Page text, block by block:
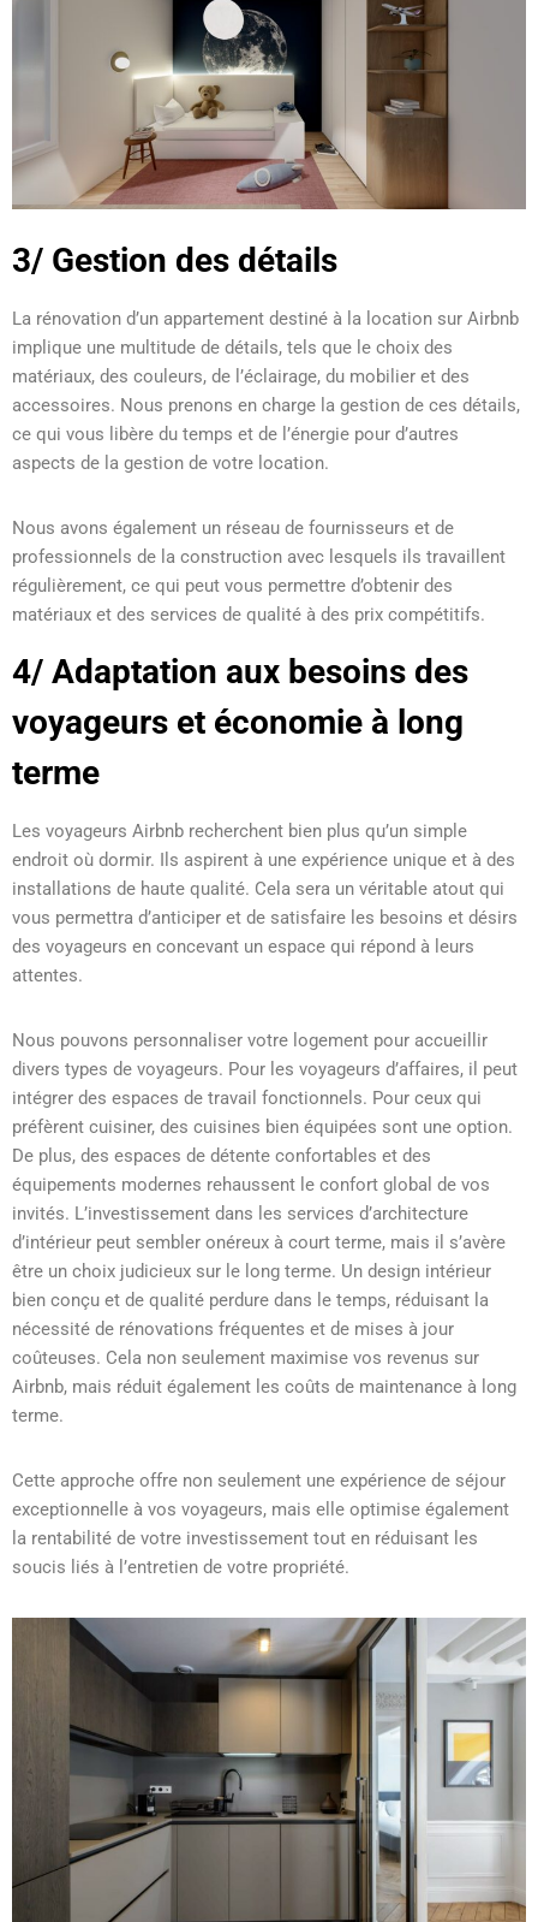
3/ Gestion des détails
La rénovation d’un appartement destiné à la location sur Airbnb
implique une multitude de détails, tels que le choix des
matériaux, des couleurs, de l’éclairage, du mobilier et des
accessoires. Nous prenons en charge la gestion de ces détails,
ce qui vous libère du temps et de l’énergie pour d’autres
aspects de la gestion de votre location.
Nous avons également un réseau de fournisseurs et de
professionnels de la construction avec lesquels ils travaillent
régulièrement, ce qui peut vous permettre d’obtenir des
matériaux et des services de qualité à des prix compétitifs.
4/ Adaptation aux besoins des
voyageurs et économie à long
terme
Les voyageurs Airbnb recherchent bien plus qu’un simple
endroit où dormir. Ils aspirent à une expérience unique et à des
installations de haute qualité. Cela sera un véritable atout qui
vous permettra d’anticiper et de satisfaire les besoins et désirs
des voyageurs en concevant un espace qui répond à leurs
attentes.
Nous pouvons personnaliser votre logement pour accueillir
divers types de voyageurs. Pour les voyageurs d’affaires, il peut
intégrer des espaces de travail fonctionnels. Pour ceux qui
préfèrent cuisiner, des cuisines bien équipées sont une option.
De plus, des espaces de détente confortables et des
équipements modernes rehaussent le confort global de vos
invités. L’investissement dans les services d’architecture
d’intérieur peut sembler onéreux à court terme, mais il s’avère
être un choix judicieux sur le long terme. Un design intérieur
bien conçu et de qualité perdure dans le temps, réduisant la
nécessité de rénovations fréquentes et de mises à jour
coûteuses. Cela non seulement maximise vos revenus sur
Airbnb, mais réduit également les coûts de maintenance à long
terme.
Cette approche offre non seulement une expérience de séjour
exceptionnelle à vos voyageurs, mais elle optimise également
la rentabilité de votre investissement tout en réduisant les
soucis liés à l’entretien de votre propriété.